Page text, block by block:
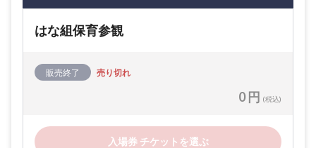
はな組保育参観
販売終了 売り切れ
0 円 (税込)
入場券 チケットを選ぶ